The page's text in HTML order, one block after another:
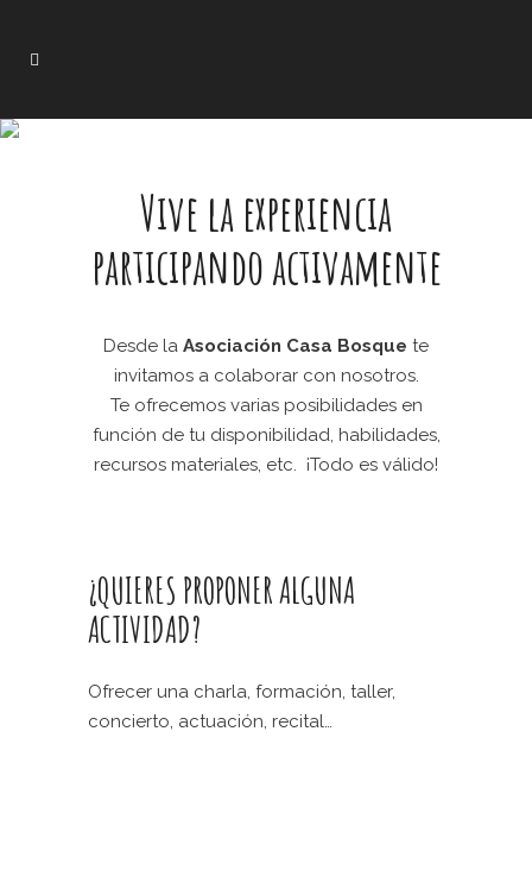
Vive la experiencia
participando activamente
Desde la Asociación Casa Bosque te
invitamos a colaborar con nosotros.
Te ofrecemos varias posibilidades en
función de tu disponibilidad, habilidades,
recursos materiales, etc. ¡Todo es válido!
¿QUIERES PROPONER ALGUNA
ACTIVIDAD?
Ofrecer una charla, formación, taller,
concierto, actuación, recital…